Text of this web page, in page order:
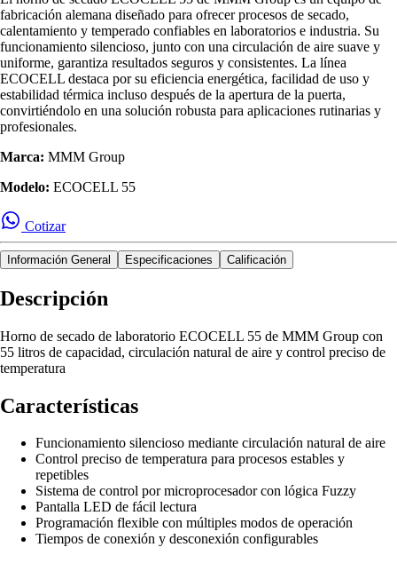
fabricación alemana diseñado para ofrecer procesos de secado,
calentamiento y temperado confiables en laboratorios e industria. Su
funcionamiento silencioso, junto con una circulación de aire suave y
uniforme, garantiza resultados seguros y consistentes. La línea
ECOCELL destaca por su eficiencia energética, facilidad de uso y
estabilidad térmica incluso después de la apertura de la puerta,
convirtiéndolo en una solución robusta para aplicaciones rutinarias y
profesionales.
Marca: MMM Group
Modelo: ECOCELL 55
Cotizar
Información General Especificaciones Calificación
Descripción
Horno de secado de laboratorio ECOCELL 55 de MMM Group con
55 litros de capacidad, circulación natural de aire y control preciso de
temperatura
Características
Funcionamiento silencioso mediante circulación natural de aire
Control preciso de temperatura para procesos estables y
repetibles
Sistema de control por microprocesador con lógica Fuzzy
Pantalla LED de fácil lectura
Programación flexible con múltiples modos de operación
Tiempos de conexión y desconexión configurables